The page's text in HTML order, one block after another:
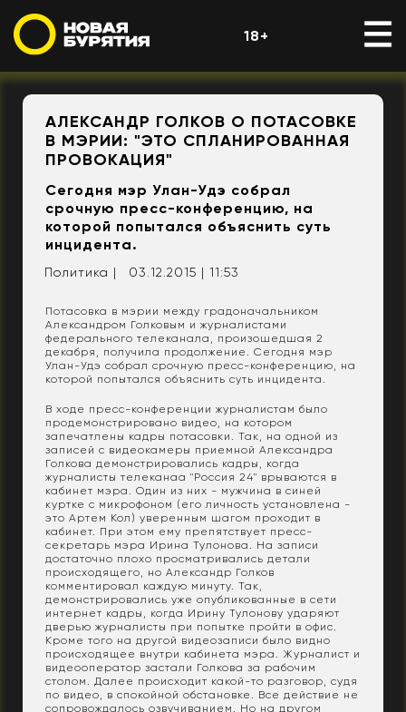
18+
АЛЕКСАНДР ГОЛКОВ О ПОТАСОВКЕ
В МЭРИИ: "ЭТО СПЛАНИРОВАННАЯ
ПРОВОКАЦИЯ"
Сегодня мэр Улан-Удэ собрал
срочную пресс-конференцию, на
которой попытался объяснить суть
инцидента.
Политика | 03.12.2015 | 11:53
Потасовка в мэрии между градоначальником
Александром Голковым и журналистами
федерального телеканала, произошедшая 2
декабря, получила продолжение. Сегодня мэр
Улан-Удэ собрал срочную пресс-конференцию, на
которой попытался объяснить суть инцидента.
В ходе пресс-конференции журналистам было
продемонстрировано видео, на котором
запечатлены кадры потасовки. Так, на одной из
записей с видеокамеры приемной Александра
Голкова демонстрировались кадры, когда
журналисты телеканаа "Россия 24" врываются в
кабинет мэра. Один из них - мужчина в синей
куртке с микрофоном (его личность установлена -
это Артем Кол) уверенным шагом проходит в
кабинет. При этом ему препятствует пресс-
секретарь мэра Ирина Тулонова. На записи
достаточно плохо просматривались детали
происходящего, но Александр Голков
комментировал каждую минуту. Так,
демонстрировались уже опубликованные в сети
интернет кадры, когда Ирину Тулонову ударяют
дверью журналисты при попытке пройти в офис.
Кроме того на другой видеозаписи было видно
происходящее внутри кабинета мэра. Журналист и
видеооператор застали Голкова за рабочим
столом. Далее происходит какой-то разговор, судя
по видео, в спокойной обстановке. Все действие не
сопровождалось озвучиванием. Но на другом